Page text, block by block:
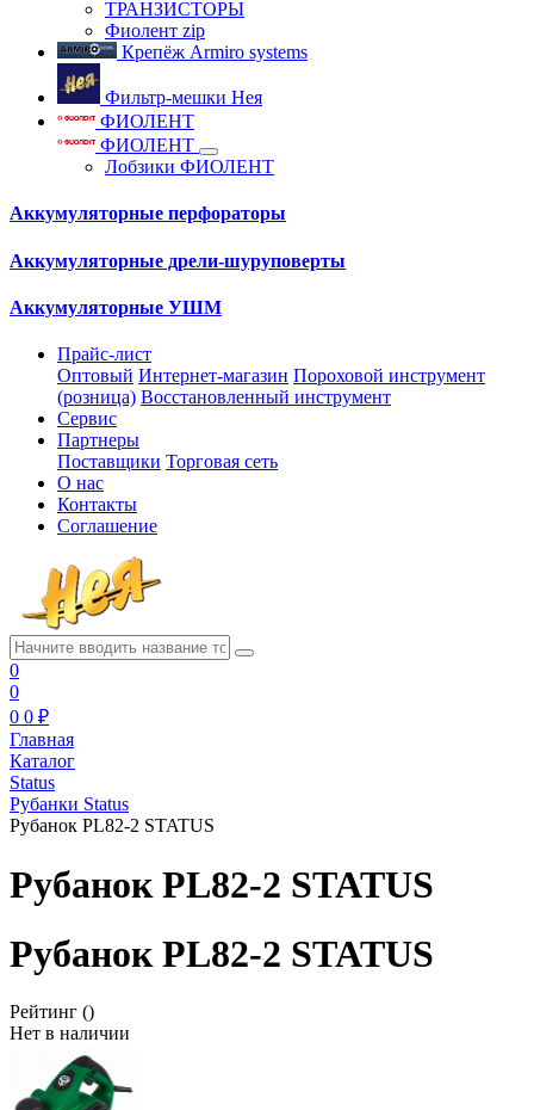
ТРАНЗИСТОРЫ
Фиолент zip
Крепёж Armiro systems
Фильтр-мешки Нея
ФИОЛЕНТ
ФИОЛЕНТ
Лобзики ФИОЛЕНТ
Аккумуляторные перфораторы
Аккумуляторные дрели-шуруповерты
Аккумуляторные УШМ
Прайс-лист
Оптовый Интернет-магазин Пороховой инструмент
(розница) Восстановленный инструмент
Сервис
Партнеры
Поставщики Торговая сеть
О нас
Контакты
Соглашение
0
0
0 0 ₽
Главная
Каталог
Status
Рубанки Status
Рубанок PL82-2 STATUS
Рубанок PL82-2 STATUS
Рубанок PL82-2 STATUS
Рейтинг ()
Нет в наличии